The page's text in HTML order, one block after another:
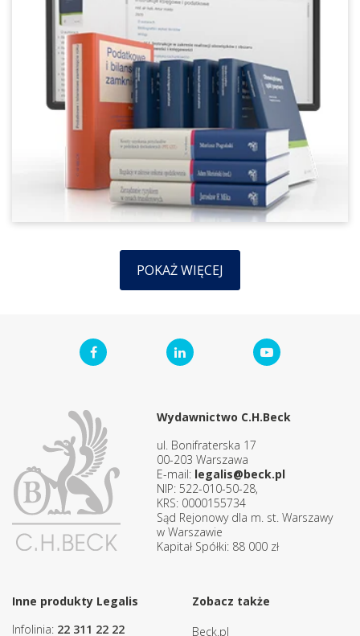
POKAŻ WIĘCEJ
Wydawnictwo C.H.Beck
ul. Bonifraterska 17
00-203 Warszawa
E-mail: legalis@beck.pl
NIP: 522-010-50-28,
KRS: 0000155734
Sąd Rejonowy dla m. st. Warszawy
w Warszawie
Kapitał Spółki: 88 000 zł
Inne produkty Legalis
Infolinia: 22 311 22 22
Zobacz także
Beck.pl